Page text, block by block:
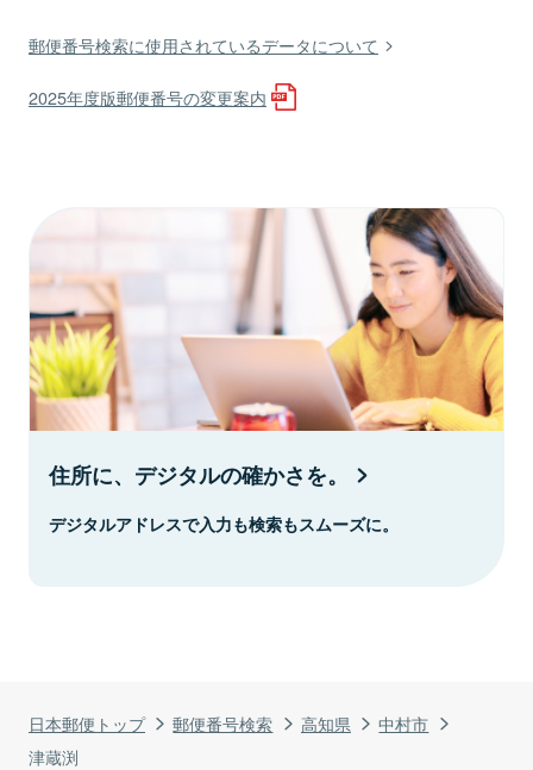
日本郵便トップ 郵便番号検索 高知県
中村市
津蔵渕
郵便番号検索に使用されているデータについて
2025年度版郵便番号の変更案内
住所に、デジタルの確かさを。
デジタルアドレスで入力も検索もスムーズに。